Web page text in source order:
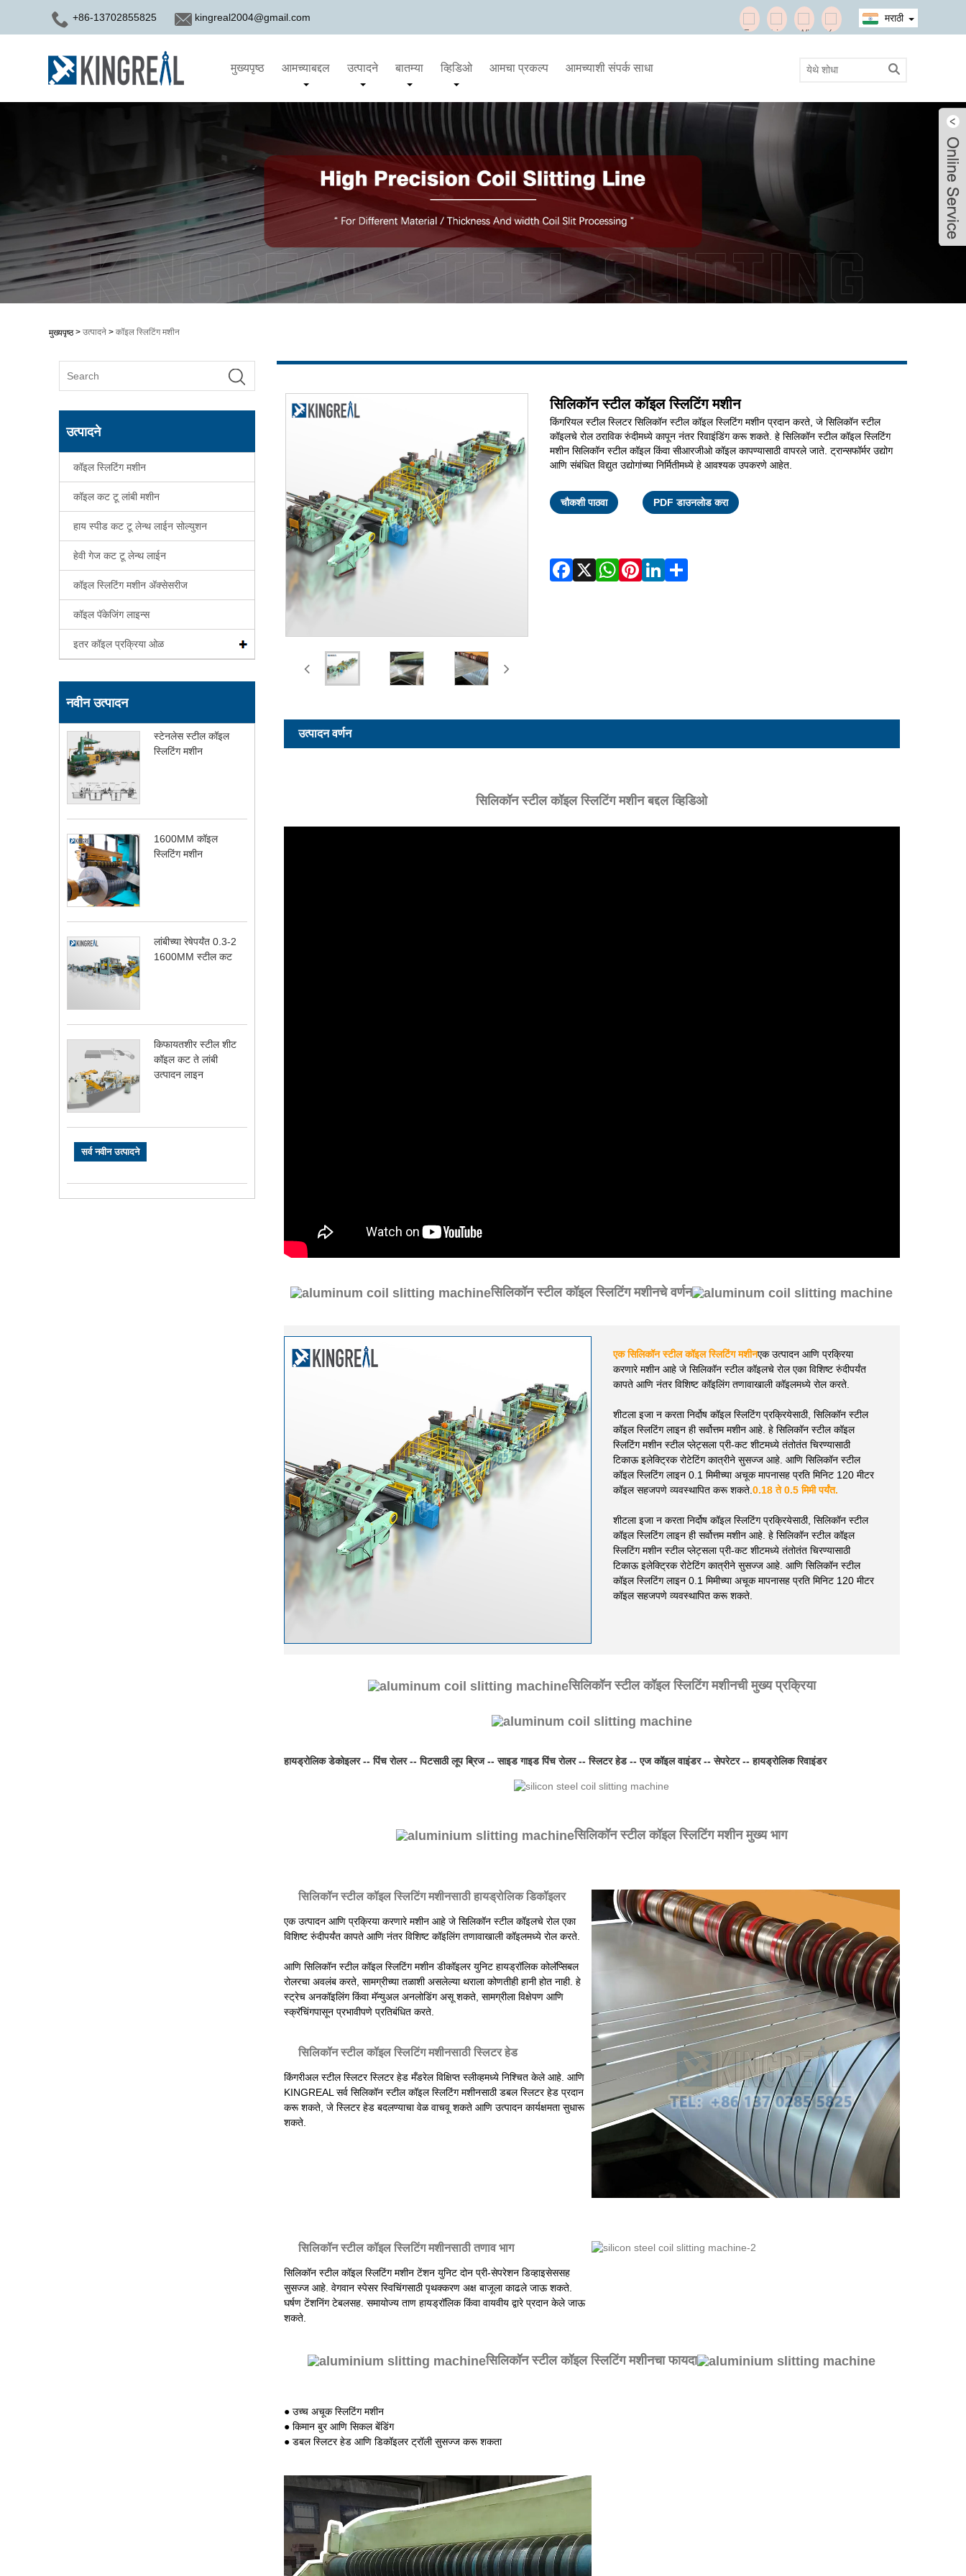
+86-13702855825 kingreal2004@gmail.com मराठी
मुख्यपृष्ठ आमच्याबद्दल उत्पादने बातम्या व्हिडिओ आमचा प्रकल्प आमच्याशी संपर्क साधा
मुख्यपृष्ठ > उत्पादने >कॉइल स्लिटिंग मशीन
उत्पादने
कॉइल स्लिटिंग मशीन
कॉइल कट टू लांबी मशीन
हाय स्पीड कट टू लेन्थ लाईन सोल्युशन
हेवी गेज कट टू लेन्थ लाईन
कॉइल स्लिटिंग मशीन ॲक्सेसरीज
कॉइल पॅकेजिंग लाइन्स
इतर कॉइल प्रक्रिया ओळ
नवीन उत्पादन
स्टेनलेस स्टील कॉइल
स्लिटिंग मशीन
1600MM कॉइल
स्लिटिंग मशीन
लांबीच्या रेषेपर्यंत 0.3-2
1600MM स्टील कट
किफायतशीर स्टील शीट
कॉइल कट ते लांबी
उत्पादन लाइन
सर्व नवीन उत्पादने
सिलिकॉन स्टील कॉइल स्लिटिंग मशीन
किंगरियल स्टील स्लिटर सिलिकॉन स्टील कॉइल स्लिटिंग मशीन प्रदान करते, जे सिलिकॉन स्टील
कॉइलचे रोल ठराविक रुंदीमध्ये कापून नंतर रिवाइंडिंग करू शकते. हे सिलिकॉन स्टील कॉइल स्लिटिंग
मशीन सिलिकॉन स्टील कॉइल किंवा सीआरजीओ कॉइल कापण्यासाठी वापरले जाते. ट्रान्सफॉर्मर उद्योग
आणि संबंधित विद्युत उद्योगांच्या निर्मितीमध्ये हे आवश्यक उपकरणे आहेत.
चौकशी पाठवा PDF डाउनलोड करा
उत्पादन वर्णन
सिलिकॉन स्टील कॉइल स्लिटिंग मशीन बद्दल व्हिडिओ
सिलिकॉन स्टील कॉइल स्लिटिंग मशीनचे वर्णन
एक सिलिकॉन स्टील कॉइल स्लिटिंग मशीनएक उत्पादन आणि प्रक्रिया
करणारे मशीन आहे जे सिलिकॉन स्टील कॉइलचे रोल एका विशिष्ट रुंदीपर्यंत
कापते आणि नंतर विशिष्ट कॉइलिंग तणावाखाली कॉइलमध्ये रोल करते.
शीटला इजा न करता निर्दोष कॉइल स्लिटिंग प्रक्रियेसाठी, सिलिकॉन स्टील
कॉइल स्लिटिंग लाइन ही सर्वोत्तम मशीन आहे. हे सिलिकॉन स्टील कॉइल
स्लिटिंग मशीन स्टील प्लेट्सला प्री-कट शीटमध्ये तंतोतंत चिरण्यासाठी
टिकाऊ इलेक्ट्रिक रोटेटिंग कात्रीने सुसज्ज आहे. आणि सिलिकॉन स्टील
कॉइल स्लिटिंग लाइन 0.1 मिमीच्या अचूक मापनासह प्रति मिनिट 120 मीटर
कॉइल सहजपणे व्यवस्थापित करू शकते.0.18 ते 0.5 मिमी पर्यंत.
शीटला इजा न करता निर्दोष कॉइल स्लिटिंग प्रक्रियेसाठी, सिलिकॉन स्टील
कॉइल स्लिटिंग लाइन ही सर्वोत्तम मशीन आहे. हे सिलिकॉन स्टील कॉइल
स्लिटिंग मशीन स्टील प्लेट्सला प्री-कट शीटमध्ये तंतोतंत चिरण्यासाठी
टिकाऊ इलेक्ट्रिक रोटेटिंग कात्रीने सुसज्ज आहे. आणि सिलिकॉन स्टील
कॉइल स्लिटिंग लाइन 0.1 मिमीच्या अचूक मापनासह प्रति मिनिट 120 मीटर
कॉइल सहजपणे व्यवस्थापित करू शकते.
सिलिकॉन स्टील कॉइल स्लिटिंग मशीनची मुख्य प्रक्रिया
हायड्रोलिक डेकोइलर -- पिंच रोलर -- पिटसाठी लूप ब्रिज -- साइड गाइड पिंच रोलर -- स्लिटर हेड -- एज कॉइल वाइंडर -- सेपरेटर -- हायड्रोलिक रिवाइंडर
सिलिकॉन स्टील कॉइल स्लिटिंग मशीन मुख्य भाग
सिलिकॉन स्टील कॉइल स्लिटिंग मशीनसाठी हायड्रोलिक डिकॉइलर
एक उत्पादन आणि प्रक्रिया करणारे मशीन आहे जे सिलिकॉन स्टील कॉइलचे रोल एका
विशिष्ट रुंदीपर्यंत कापते आणि नंतर विशिष्ट कॉइलिंग तणावाखाली कॉइलमध्ये रोल करते.
आणि सिलिकॉन स्टील कॉइल स्लिटिंग मशीन डीकॉइलर युनिट हायड्रॉलिक कोलॅप्सिबल
रोलरचा अवलंब करते, सामग्रीच्या तळाशी असलेल्या थराला कोणतीही हानी होत नाही. हे
स्ट्रेच अनकॉइलिंग किंवा मॅन्युअल अनलोडिंग असू शकते, सामग्रीला विक्षेपण आणि
स्क्रॅचिंगपासून प्रभावीपणे प्रतिबंधित करते.
सिलिकॉन स्टील कॉइल स्लिटिंग मशीनसाठी स्लिटर हेड
किंगरीअल स्टील स्लिटर स्लिटर हेड मँडरेल विक्षिप्त स्लीव्हमध्ये निश्चित केले आहे. आणि
KINGREAL सर्व सिलिकॉन स्टील कॉइल स्लिटिंग मशीनसाठी डबल स्लिटर हेड प्रदान
करू शकते, जे स्लिटर हेड बदलण्याचा वेळ वाचवू शकते आणि उत्पादन कार्यक्षमता सुधारू
शकते.
सिलिकॉन स्टील कॉइल स्लिटिंग मशीनसाठी तणाव भाग
सिलिकॉन स्टील कॉइल स्लिटिंग मशीन टेंशन युनिट दोन प्री-सेपरेशन डिव्हाइसेससह
सुसज्ज आहे. वेगवान स्पेसर स्विचिंगसाठी पृथक्करण अक्ष बाजूला काढले जाऊ शकते.
घर्षण टेंशनिंग टेबलसह. समायोज्य ताण हायड्रॉलिक किंवा वायवीय द्वारे प्रदान केले जाऊ
शकते.
सिलिकॉन स्टील कॉइल स्लिटिंग मशीनचा फायदा
● उच्च अचूक स्लिटिंग मशीन
● किमान बुर आणि सिकल बेंडिंग
● डबल स्लिटर हेड आणि डिकॉइलर ट्रॉली सुसज्ज करू शकता